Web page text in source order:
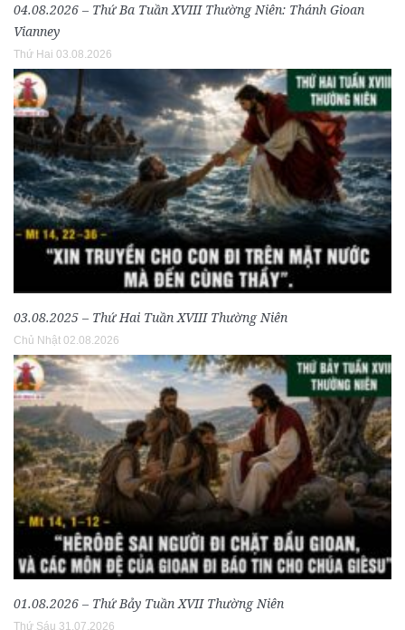
04.08.2026 – Thứ Ba Tuần XVIII Thường Niên: Thánh Gioan
Vianney
Thứ Hai 03.08.2026
03.08.2025 – Thứ Hai Tuần XVIII Thường Niên
Chủ Nhật 02.08.2026
01.08.2026 – Thứ Bảy Tuần XVII Thường Niên
Thứ Sáu 31.07.2026